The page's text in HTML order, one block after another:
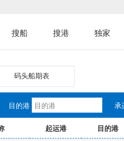
搜船 搜港 独家
码头船期表
目的港 承
起运港 目的港